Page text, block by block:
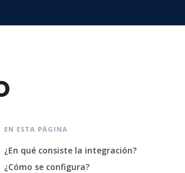
EN ESTA PÁGINA
¿En qué consiste la integración?
¿Cómo se configura?